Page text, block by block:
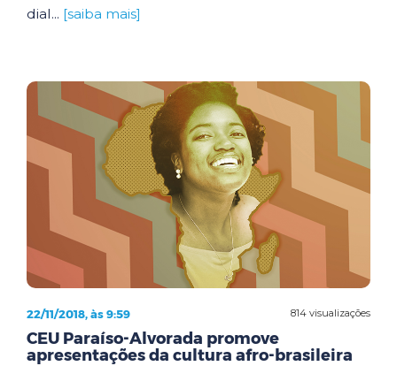
dial... [saiba mais]
814 visualizações
22/11/2018, às 9:59
CEU Paraíso-Alvorada promove
apresentações da cultura afro-brasileira